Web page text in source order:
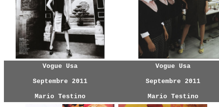
Vogue Usa
Septembre 2011
Mario Testino
Vogue Usa
Septembre 2011
Mario Testino